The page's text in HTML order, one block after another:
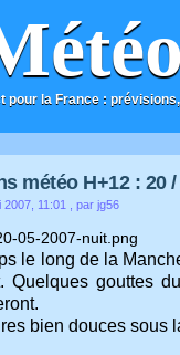
pour la France :
météo H+12 : 20
11:01 , par jg56
le long de la
Quelques gouttes
bien douces sous